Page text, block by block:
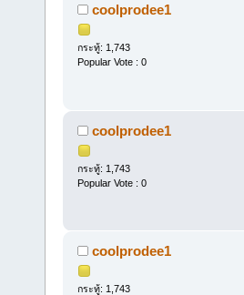
coolprodee1
กระทู้: 1,743
Popular Vote : 0
coolprodee1
กระทู้: 1,743
Popular Vote : 0
coolprodee1
กระทู้: 1,743